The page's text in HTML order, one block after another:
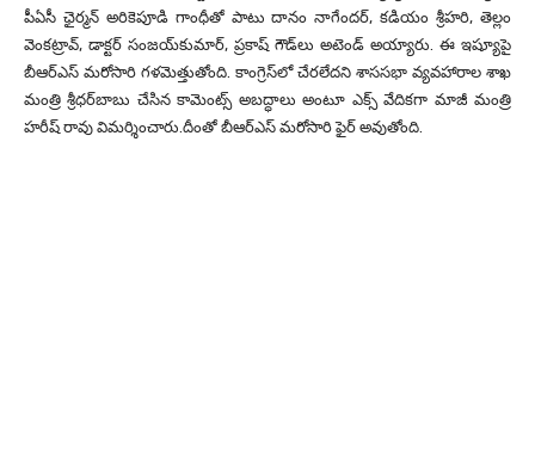
పీఏసీ ఛైర్మన్ అరికెపూడి గాంధీతో పాటు దానం నాగేంద‌ర్‌, క‌డియం శ్రీహ‌రి, తెల్లం
వెంక‌ట్రావ్‌, డాక్టర్ సంజ‌య్‌కుమార్‌, ప్రకాష్ గౌడ్‌లు అటెండ్ అయ్యారు. ఈ ఇష్యూపై
బీఆర్‌ఎస్ మరోసారి గళమెత్తుతోంది. కాంగ్రెస్‌లో చేర‌లేద‌ని శాస‌స‌భా వ్యవ‌హారాల‌ శాఖ
మంత్రి శ్రీధ‌ర్‌బాబు చేసిన కామెంట్స్ అబ‌ద్ధాలు అంటూ ఎక్స్ వేదిక‌గా మాజీ మంత్రి
హ‌రీష్ రావు విమ‌ర్శించారు.దీంతో బీఆర్‌ఎస్ మ‌రోసారి ఫైర్ అవుతోంది.